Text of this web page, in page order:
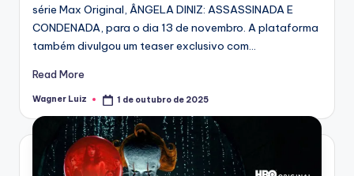
série Max Original, ÂNGELA DINIZ: ASSASSINADA E
CONDENADA, para o dia 13 de novembro. A plataforma
também divulgou um teaser exclusivo com…
Read More
Posted
Wagner Luiz 1 de outubro de 2025